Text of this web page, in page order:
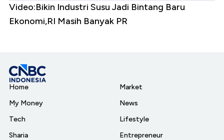
Video:Bikin Industri Susu Jadi Bintang Baru
Ekonomi,RI Masih Banyak PR
Home
My Money
Tech
Sharia
Market
News
Lifestyle
Entrepreneur